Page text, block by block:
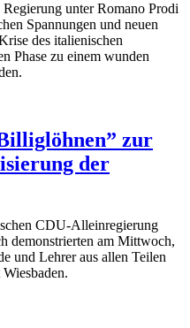
unter Romano Prodi
Spannungen und neuen
des italienischen
Phase zu einem wunden
zur
der
CDU-Alleinregierung
demonstrierten am Mittwoch,
und Lehrer aus allen Teilen